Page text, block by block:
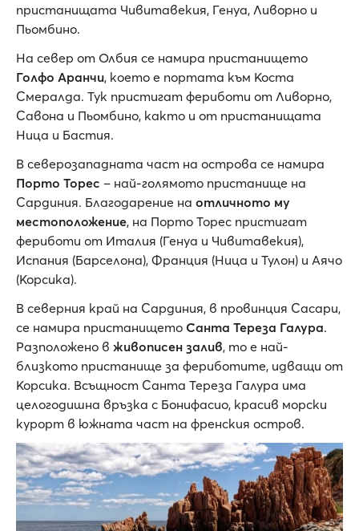
пристанищата Чивитавекия, Генуа, Ливорно и
Пьомбино.
На север от Олбия се намира пристанището
Голфо Аранчи, което е портата към Коста
Смералда. Тук пристигат фериботи от Ливорно,
Савона и Пьомбино, както и от пристанищата
Ница и Бастия.
В северозападната част на острова се намира
Порто Торес – най-голямото пристанище на
Сардиния. Благодарение на отличното му
местоположение, на Порто Торес пристигат
фериботи от Италия (Генуа и Чивитавекия),
Испания (Барселона), Франция (Ница и Тулон) и Аячо
(Корсика).
В северния край на Сардиния, в провинция Сасари,
се намира пристанището Санта Тереза Галура.
Разположено в живописен залив, то е най-
близкото пристанище за фериботите, идващи от
Корсика. Всъщност Санта Тереза Галура има
целогодишна връзка с Бонифасио, красив морски
курорт в южната част на френския остров.